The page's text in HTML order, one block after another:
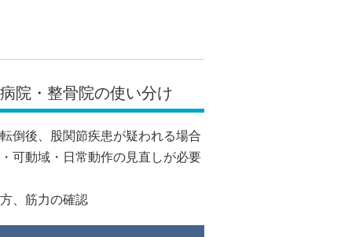
院・整骨院の使い分け
倒後、股関節疾患が疑われる場合
可動域・日常動作の見直しが必要
、筋力の確認